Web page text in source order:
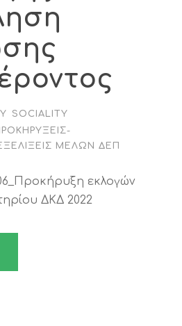
SOCIALITY
ΜΕΛΏΝ ΔΕΠ
εκλογών
ΔΚΔ 2022